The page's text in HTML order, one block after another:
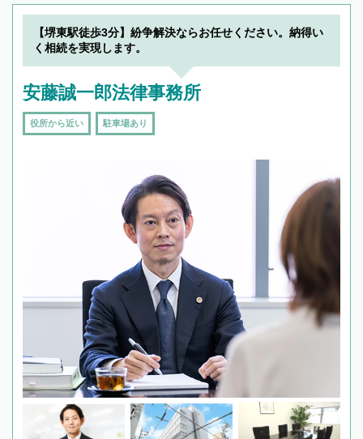
【堺東駅徒歩3分】紛争解決ならお任せください。納得い
く相続を実現します。
安藤誠一郎法律事務所
役所から近い 駐車場あり